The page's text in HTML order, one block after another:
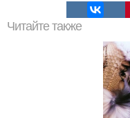
Читайте также